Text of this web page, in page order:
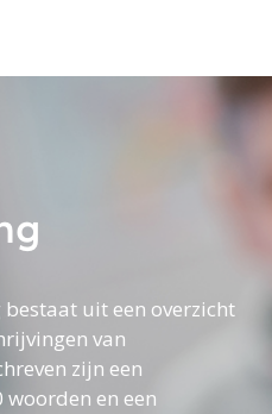
uit een overzicht
van
zijn een
en een